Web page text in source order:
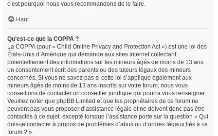
c’est pourquoi nous vous recommandons de le faire.
Haut
Qu’est-ce que la COPPA ?
La COPPA (pour « Child Online Privacy and Protection Act ») est une loi des
États-Unis d’Amérique qui demande aux sites internet collectant
potentiellement des informations sur les mineurs âgés de moins de 13 ans
un consentement écrit des parents ou des tuteurs légaux des mineurs
concernés. Si vous ne savez pas si cette loi s’applique également aux
mineurs âgés de moins de 13 ans inscrits sur votre forum, nous vous
conseillons de contacter un conseiller juridique qui pourra vous renseigner.
Veuillez noter que phpBB Limited et que les propriétaires de ce forum ne
peuvent pas vous proposer d’assistance légale et ne doivent donc pas être
contactés à ce sujet, excepté lorsque l’assistance porte sur la question « Qui
dois-je contacter à propos de problèmes d’abus ou d’ordres légaux liés à ce
forum ? ».